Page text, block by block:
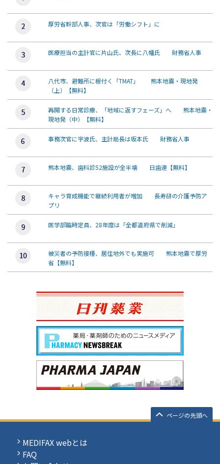
厚労省幹部人事、次官は「労働シフト」に
医療担当の主計官に片山氏、次長に八幡氏 財務省人事
八代市、避難所に根付く「TMAT」 熊本地震・現地発
（上）【無料】
再開する日常診療、「地域に返すフェーズ」へ 熊本地震・
現地発（中）【無料】
事務次官に宇波氏、主計局長は坂本氏 財務省人事
熊本地震、歯科診52施設が全半壊 日歯連【無料】
キャラ育成機能で継続利用者が増加 長寿研の介護予防ア
プリ
医学部臨時定員、28年度は「全都道府県で削減」
被災者の予防接種、居住地外でも実施可 熊本地震で厚労
省【無料】
ページの先頭へ
MEDIFAX webとは
FAQ